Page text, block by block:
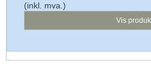
(inkl. mva.)
Vis